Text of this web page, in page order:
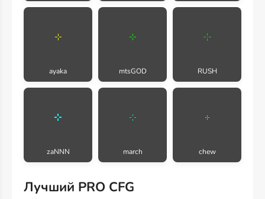
ayaka mtsGOD RUSH
zaNNN march chew
Лучший PRO CFG